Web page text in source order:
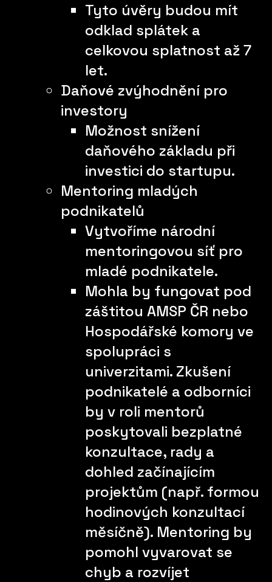
Tyto úvěry budou mít
odklad splátek a
celkovou splatnost až 7
let.
Daňové zvýhodnění pro
investory
Možnost snížení
daňového základu při
investici do startupu.
Mentoring mladých
podnikatelů
Vytvoříme národní
mentoringovou síť pro
mladé podnikatele.
Mohla by fungovat pod
záštitou AMSP ČR nebo
Hospodářské komory ve
spolupráci s
univerzitami. Zkušení
podnikatelé a odborníci
by v roli mentorů
poskytovali bezplatné
konzultace, rady a
dohled začínajícím
projektům (např. formou
hodinových konzultací
měsíčně). Mentoring by
pomohl vyvarovat se
chyb a rozvíjet